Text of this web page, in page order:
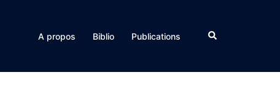
A propos Biblio Publications Rechercher